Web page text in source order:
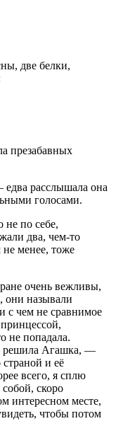
две белки,
презабавных
расслышала она
голосами.
по себе,
два, чем-то
не менее, тоже
очень вежливы,
они называли
с чем не сравнимое
принцессой,
попадала.
решила Агашка, —
страной и её
всего, я сплю
скоро
интересном месте,
чтобы потом